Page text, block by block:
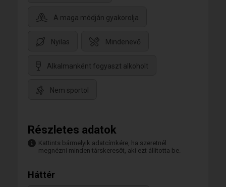
A maga módján gyakorolja
Nyilas Mindenevő
Alkalmanként fogyaszt alkoholt
Nem sportol
Részletes adatok
Kattints bármelyik adatcímkére, ha szeretnél
megnézni minden társkeresőt, aki ezt állította be.
Háttér